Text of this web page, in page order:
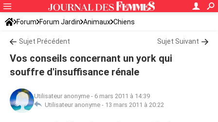
Forum Forum Jardin Animaux Chiens
Sujet Précédent Sujet Suivant
Vos conseils concernant un york qui
souffre d'insuffisance rénale
Utilisateur anonyme - 6 mars 2011 à 14:39
Utilisateur anonyme - 13 mars 2011 à 20:22